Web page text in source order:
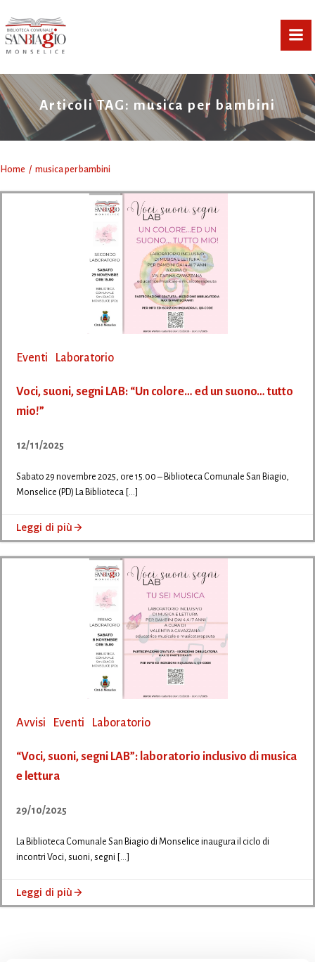
Articoli TAG: musica per bambini
Home musica per bambini
Eventi Laboratorio
Voci, suoni, segni LAB: “Un colore… ed un suono… tutto
mio!”
12/11/2025
Sabato 29 novembre 2025, ore 15.00 – Biblioteca Comunale San Biagio,
Monselice (PD) La Biblioteca […]
Leggi di più
Avvisi Eventi Laboratorio
“Voci, suoni, segni LAB”: laboratorio inclusivo di musica
e lettura
29/10/2025
La Biblioteca Comunale San Biagio di Monselice inaugura il ciclo di
incontri Voci, suoni, segni […]
Leggi di più